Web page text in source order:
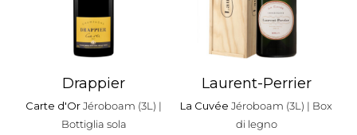
Drappier
Carte d'OrJéroboam (3L) |
Bottiglia sola
Laurent-Perrier
La CuvéeJéroboam (3L) | Box
di legno